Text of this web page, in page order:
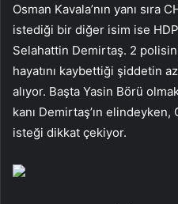
Osman Kavala’nın yanı sıra
istediği bir diğer isim ise
Selahattin Demirtaş. 2
hayatını kaybettiği şiddetin
alıyor. Başta Yasin Börü
kanı Demirtaş’ın elindeyken,
isteği dikkat çekiyor.